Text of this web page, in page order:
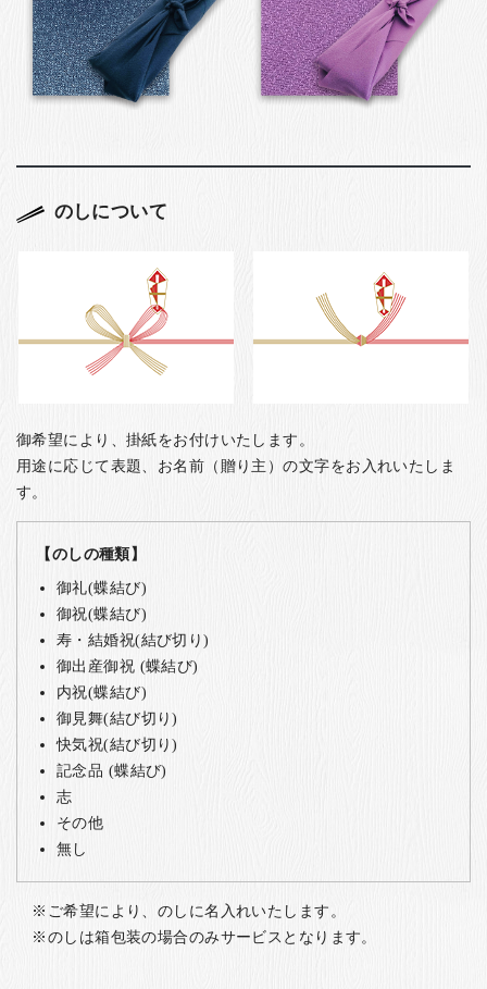
のしについて
御希望により、掛紙をお付けいたします。
用途に応じて表題、お名前（贈り主）の文字をお入れいたしま
す。
【のしの種類】
御礼(蝶結び)
御祝(蝶結び)
寿・結婚祝(結び切り)
御出産御祝 (蝶結び)
内祝(蝶結び)
御見舞(結び切り)
快気祝(結び切り)
記念品 (蝶結び)
志
その他
無し
ご希望により、のしに名入れいたします。
のしは箱包装の場合のみサービスとなります。